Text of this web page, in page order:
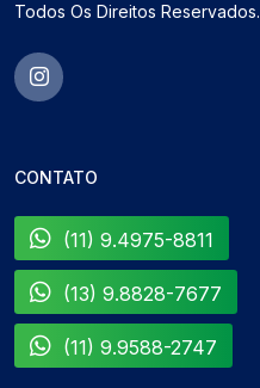
Todos Os Direitos Reservados.
CONTATO
(11) 9.4975-8811
(13) 9.8828-7677
(11) 9.9588-2747